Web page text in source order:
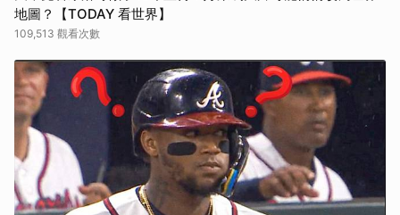
地圖？【TODAY 看世界】
109,513 觀看次數